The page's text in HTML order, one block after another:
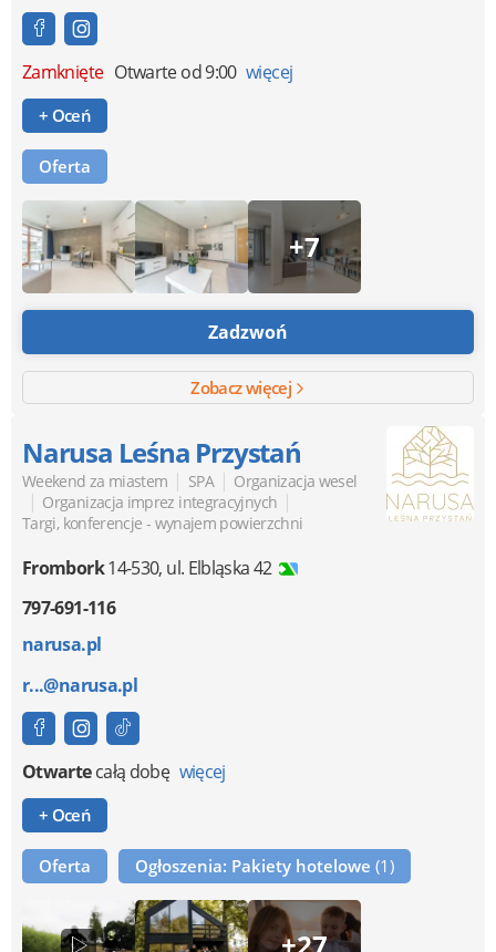
Zamknięte Otwarte od 9:00 więcej
+ Oceń
Oferta
+7
Zadzwoń
Zobacz więcej
Narusa Leśna Przystań
Weekend za miastem | SPA | Organizacja wesel
| Organizacja imprez integracyjnych |
Targi, konferencje - wynajem powierzchni
Frombork14-530, ul. Elbląska 42
797-691-116
narusa.pl
r...@narusa.pl
Otwartecałą dobę więcej
+ Oceń
Oferta Ogłoszenia: Pakiety hotelowe (1)